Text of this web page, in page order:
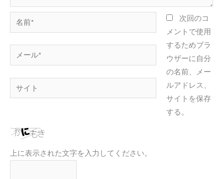
前
*
ー
ル
イ
次回のコ
メントで使用
するためブラ
ウザーに自分
の名前、メー
ルアドレス、
サイトを保存
する。
上に表示された文字を入力してください。